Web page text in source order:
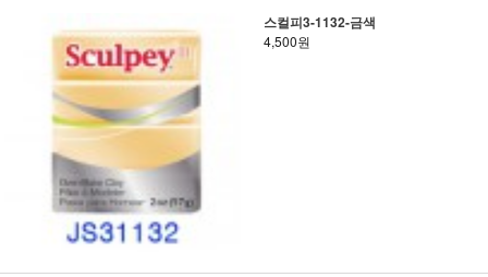
스컬피3-1132-금색
4,500원